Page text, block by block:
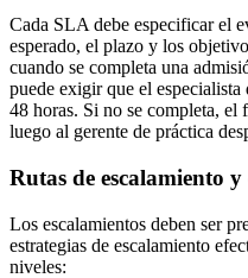
Cada SLA debe especificar el
esperado, el plazo y los
cuando se completa una
puede exigir que el
48 horas. Si no se completa, el
luego al gerente de práctica
Rutas de escalamiento
Los escalamientos deben ser
estrategias de escalamiento
niveles: